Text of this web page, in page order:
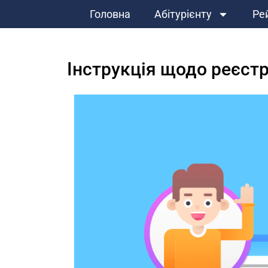
Головна Абітурієнту
Інструкція щодо